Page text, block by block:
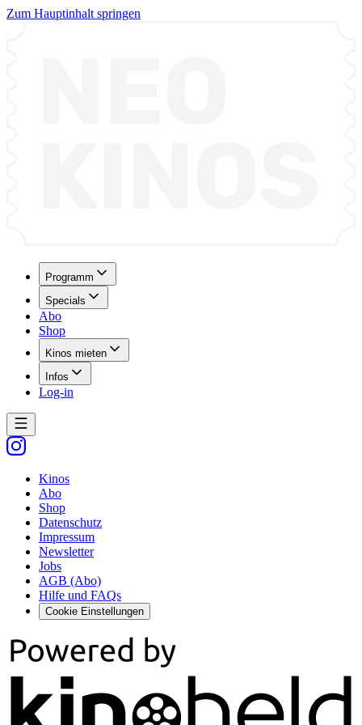
Zum Hauptinhalt springen
Programm
Specials
Abo
Shop
Kinos mieten
Infos
Log-in
Kinos
Abo
Shop
Datenschutz
Impressum
Newsletter
Jobs
AGB (Abo)
Hilfe und FAQs
Cookie Einstellungen